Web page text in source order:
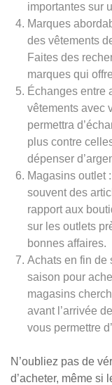
importantes sur
Marques
des vêtements
Faites des
marques qui
Échanges entre
vêtements avec
permettra
plus contre
dépenser
Magasins outlet
souvent des
rapport aux
sur les outlets
bonnes affaires.
Achats en fin de
saison pour
magasins
avant l’arrivée
vous permettre
N’oubliez pas de
d’acheter, même si